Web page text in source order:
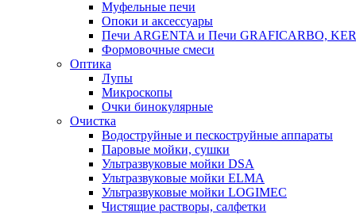
Муфельные печи
Опоки и аксессуары
Печи ARGENTA и Печи GRAFICARBO,
Формовочные смеси
Оптика
Лупы
Микроскопы
Очки бинокулярные
Очистка
Водоструйные и пескоструйные аппараты
Паровые мойки, сушки
Ультразвуковые мойки DSA
Ультразвуковые мойки ELMA
Ультразвуковые мойки LOGIMEC
Чистящие растворы, салфетки